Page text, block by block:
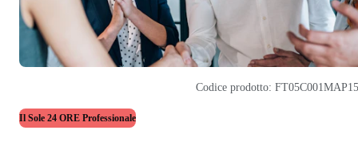
Il Sole 24 ORE Professionale
Codice prodotto: